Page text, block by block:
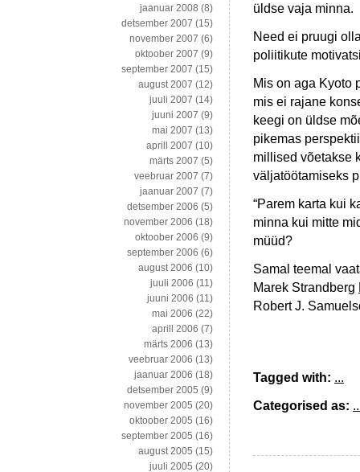
üldse vaja minna.
Need ei pruugi
poliitikute
Mis on aga Kyoto
mis ei rajane
keegi on üldse
pikemas
millised võetakse
väljatöötamiseks
“Parem karta kui
minna kui mitte
müüd?
Samal teemal
Marek Strandberg
Robert J.
Tagged with: ...
Categorised as:
jaanuar 2008 (8)
detsember 2007 (15)
november 2007 (6)
oktoober 2007 (9)
september 2007 (15)
august 2007 (12)
juuli 2007 (14)
juuni 2007 (9)
mai 2007 (13)
aprill 2007 (10)
märts 2007 (5)
veebruar 2007 (7)
jaanuar 2007 (7)
detsember 2006 (5)
november 2006 (18)
oktoober 2006 (9)
september 2006 (6)
august 2006 (10)
juuli 2006 (11)
juuni 2006 (11)
mai 2006 (22)
aprill 2006 (7)
märts 2006 (13)
veebruar 2006 (13)
jaanuar 2006 (18)
detsember 2005 (9)
november 2005 (20)
oktoober 2005 (16)
september 2005 (16)
august 2005 (15)
juuli 2005 (20)